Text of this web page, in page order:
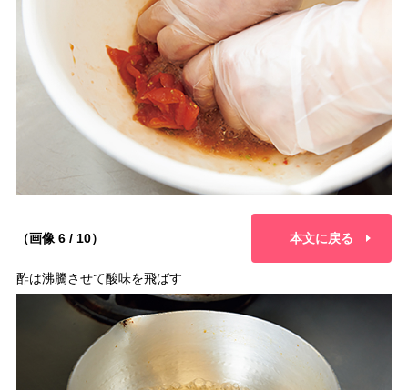
（画像 6 / 10） 本文に戻る
酢は沸騰させて酸味を飛ばす